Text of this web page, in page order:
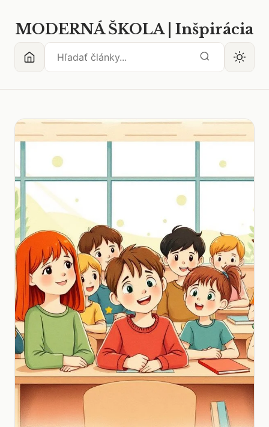
MODERNÁ ŠKOLA | Inšpirácia